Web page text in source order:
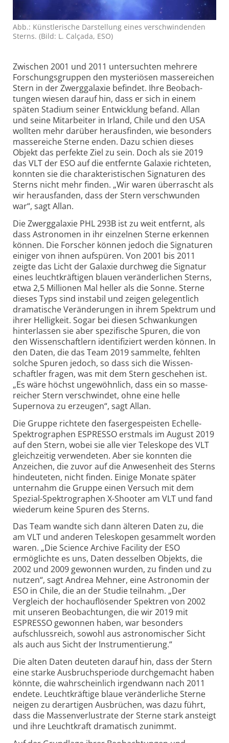
Abb.: Künstlerische Darstellung eines verschwindenden
Sterns. (Bild: L. Calçada, ESO)
Zwischen 2001 und 2011 unter­suchten mehrere
Forschungs­gruppen den mysteriösen masse­reichen
Stern in der Zwerg­galaxie befindet. Ihre Beobach­
tungen wiesen darauf hin, dass er sich in einem
späten Stadium seiner Entwicklung befand. Allan
und seine Mitarbeiter in Irland, Chile und den USA
wollten mehr darüber heraus­finden, wie besonders
masse­reiche Sterne enden. Dazu schien dieses
Objekt das perfekte Ziel zu sein. Doch als sie 2019
das VLT der ESO auf die entfernte Galaxie richteten,
konnten sie die charak­teris­tischen Signaturen des
Sterns nicht mehr finden. „Wir waren über­rascht als
wir heraus­fanden, dass der Stern verschwunden
war“, sagt Allan.
Die Zwerggalaxie PHL 293B ist zu weit entfernt, als
dass Astronomen in ihr einzelnen Sterne erkennen
können. Die Forscher können jedoch die Signaturen
einiger von ihnen aufspüren. Von 2001 bis 2011
zeigte das Licht der Galaxie durchweg die Signatur
eines leucht­kräftigen blauen veränder­lichen Sterns,
etwa 2,5 Millionen Mal heller als die Sonne. Sterne
dieses Typs sind instabil und zeigen gelegentlich
dramatische Veränderungen in ihrem Spektrum und
ihrer Helligkeit. Sogar bei diesen Schwankungen
hinter­lassen sie aber spezifische Spuren, die von
den Wissen­schaftlern identi­fiziert werden können. In
den Daten, die das Team 2019 sammelte, fehlten
solche Spuren jedoch, so dass sich die Wissen­
schaftler fragen, was mit dem Stern geschehen ist.
„Es wäre höchst ungewöhnlich, dass ein so masse­
reicher Stern verschwindet, ohne eine helle
Supernova zu erzeugen“, sagt Allan.
Die Gruppe richtete den faser­gespeisten Echelle-
Spektro­graphen ESPRESSO erstmals im August 2019
auf den Stern, wobei sie alle vier Teleskope des VLT
gleich­zeitig verwendeten. Aber sie konnten die
Anzeichen, die zuvor auf die Anwesenheit des Sterns
hindeuteten, nicht finden. Einige Monate später
unternahm die Gruppe einen Versuch mit dem
Spezial-Spektro­graphen X-Shooter am VLT und fand
wiederum keine Spuren des Sterns.
Das Team wandte sich dann älteren Daten zu, die
am VLT und anderen Teleskopen gesammelt worden
waren. „Die Science Archive Facility der ESO
ermöglichte es uns, Daten desselben Objekts, die
2002 und 2009 gewonnen wurden, zu finden und zu
nutzen“, sagt Andrea Mehner, eine Astronomin der
ESO in Chile, die an der Studie teilnahm. „Der
Vergleich der hoch­auf­lösender Spektren von 2002
mit unseren Beobach­tungen, die wir 2019 mit
ESPRESSO gewonnen haben, war besonders
aufschluss­reich, sowohl aus astro­no­mischer Sicht
als auch aus Sicht der Instru­men­tierung.“
Die alten Daten deuteten darauf hin, dass der Stern
eine starke Ausbruchs­periode durch­gemacht haben
könnte, die wahr­schein­lich irgend­wann nach 2011
endete. Leucht­kräftige blaue veränder­liche Sterne
neigen zu derartigen Ausbrüchen, was dazu führt,
dass die Massen­verlust­rate der Sterne stark ansteigt
und ihre Leucht­kraft dramatisch zunimmt.